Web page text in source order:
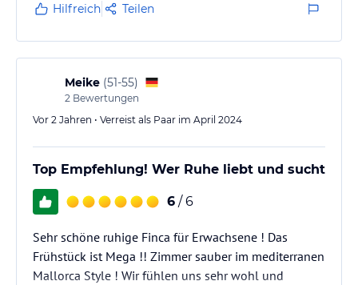
Hilfreich Teilen
Meike (51-55)
2 Bewertungen
Vor 2 Jahren • Verreist als Paar im April 2024
Top Empfehlung! Wer Ruhe liebt und sucht
6 / 6
Sehr schöne ruhige Finca für Erwachsene ! Das
Frühstück ist Mega !! Zimmer sauber im mediterranen
Mallorca Style ! Wir fühlen uns sehr wohl und